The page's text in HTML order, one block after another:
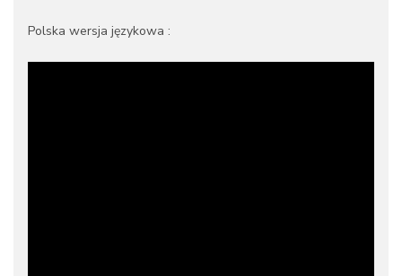
Polska wersja językowa :